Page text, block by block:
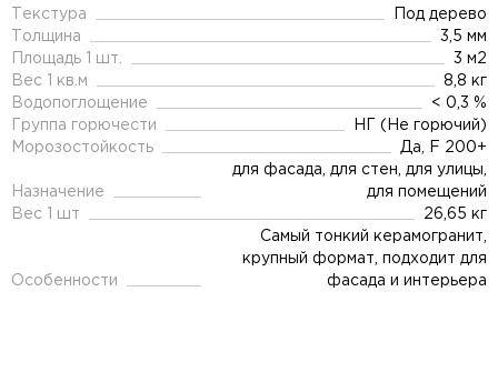
Текстура
Под дерево
Толщина
3,5 мм
Площадь 1 шт.
3 м2
Вес 1 кв.м
8,8 кг
Водопоглощение
< 0,3 %
Группа горючести
НГ (Не горючий)
Морозостойкость
Да, F 200+
Назначение
для фасада, для стен, для улицы,
для помещений
Вес 1 шт
26,65 кг
Особенности
Самый тонкий керамогранит,
крупный формат, подходит для
фасада и интерьера